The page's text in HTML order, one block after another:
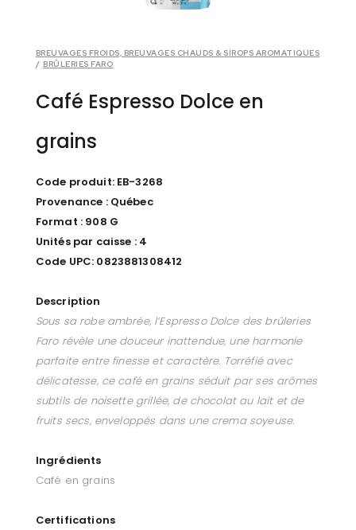
BREUVAGES FROIDS, BREUVAGES CHAUDS & SIROPS AROMATIQUES
/ BRÛLERIES FARO
Café Espresso Dolce en
grains
Code produit: EB-3268
Provenance : Québec
Format : 908 G
Unités par caisse : 4
Code UPC: 0823881308412
Description
Sous sa robe ambrée, l’Espresso Dolce des brûleries
Faro révèle une douceur inattendue, une harmonie
parfaite entre finesse et caractère. Torréfié avec
délicatesse, ce café en grains séduit par ses arômes
subtils de noisette grillée, de chocolat au lait et de
fruits secs, enveloppés dans une crema soyeuse.
Ingrédients
Café en grains
Certifications